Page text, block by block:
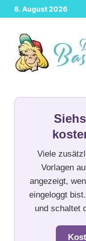
Zurück
zum
Inhalt
8. August 2026
Viele
Vorlagen
angezeigt,
eingeloggt
und schaltet